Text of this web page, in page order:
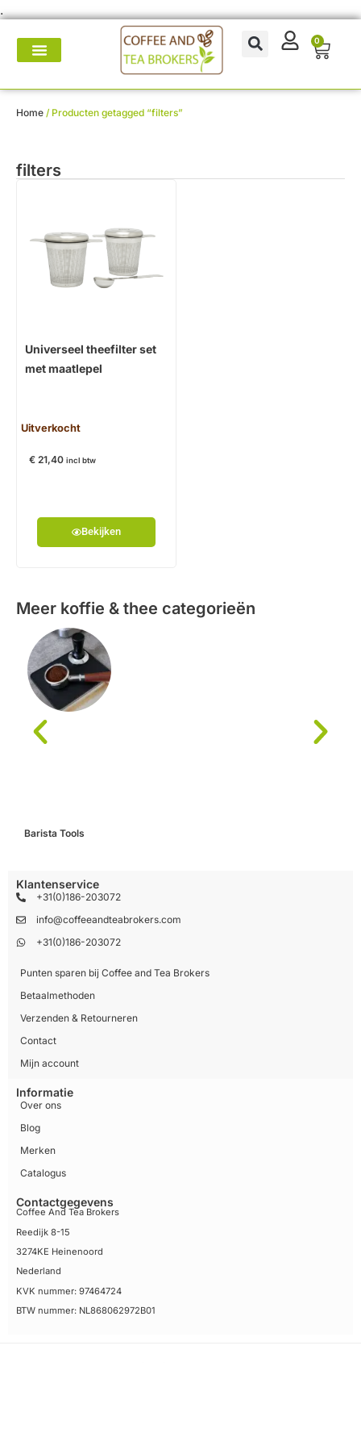
.
0
Home / Producten getagged “filters”
filters
Universeel theefilter set
met maatlepel
Uitverkocht
€ 21,40 incl btw
Bekijken
Meer koffie & thee categorieën
Barista Tools
Klantenservice
+31(0)186-203072
info@coffeeandteabrokers.com
+31(0)186-203072
Punten sparen bij Coffee and Tea Brokers
Betaalmethoden
Verzenden & Retourneren
Contact
Mijn account
Informatie
Over ons
Blog
Merken
Catalogus
Contactgegevens
Coffee And Tea Brokers
Reedijk 8-15
3274KE Heinenoord
Nederland
KVK nummer: 97464724
BTW nummer: NL868062972B01